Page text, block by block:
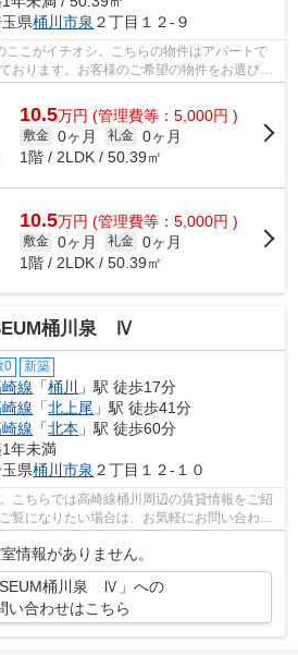
県桶川市泉 ２丁目１２-９
こがイチオシ。こちらの物件はアパートで
おります。お客様のご希望の物件をお選び下
せて頂きます。
10.5万円 (管理費等：5,000円 )
敷金 0ヶ月 礼金 0ヶ月
1階 / 2LDK / 50.39㎡
10.5万円 (管理費等：5,000円 )
敷金 0ヶ月 礼金 0ヶ月
1階 / 2LDK / 50.39㎡
桶川泉 Ⅳ
0 新築
線 「桶川
」駅 徒歩17分
線 「北上尾 」駅 徒歩41分
線 「北本 」駅 徒歩60分
年未満
県桶川市泉 ２丁目１２-１０
こちらでは高崎線桶川周辺の賃貸情報をご紹
覧になりたい場合は、お気軽にお問い合わせ
情報がありません。
桶川泉 Ⅳ」への
い合わせはこちら